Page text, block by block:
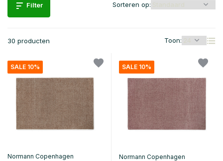
Filter
30 producten Toon:
Sorteren op:
SALE 10%
Normann Copenhagen
SALE 10%
Normann Copenhagen